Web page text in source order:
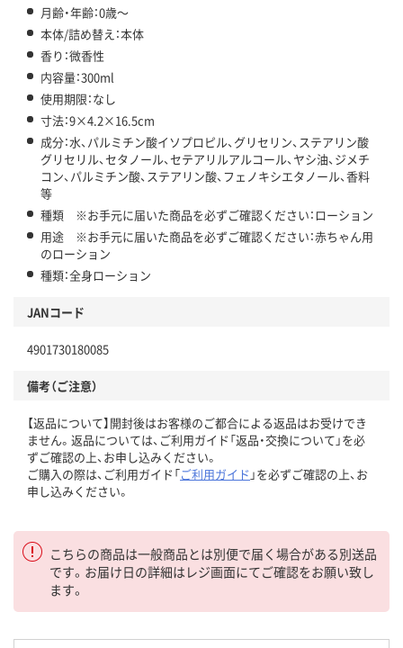
月齢・年齢：0歳～
本体/詰め替え：本体
香り：微香性
内容量：300ml
使用期限：なし
寸法：9×4.2×16.5cm
成分：水、パルミチン酸イソプロピル、グリセリン、ステアリン酸
グリセリル、セタノール、セテアリルアルコール、ヤシ油、ジメチ
コン、パルミチン酸、ステアリン酸、フェノキシエタノール、香料
等
種類 ※お手元に届いた商品を必ずご確認ください：ローション
用途 ※お手元に届いた商品を必ずご確認ください：赤ちゃん用
のローション
種類：全身ローション
JANコード
4901730180085
備考（ご注意）
【返品について】開封後はお客様のご都合による返品はお受けでき
ません。返品については、ご利用ガイド「返品・交換について」を必
ずご確認の上、お申し込みください。
ご購入の際は、ご利用ガイド「ご利用ガイド 」を必ずご確認の上、お
申し込みください。
こちらの商品は一般商品とは別便で届く場合がある別送品
です。お届け日の詳細はレジ画面にてご確認をお願い致し
ます。